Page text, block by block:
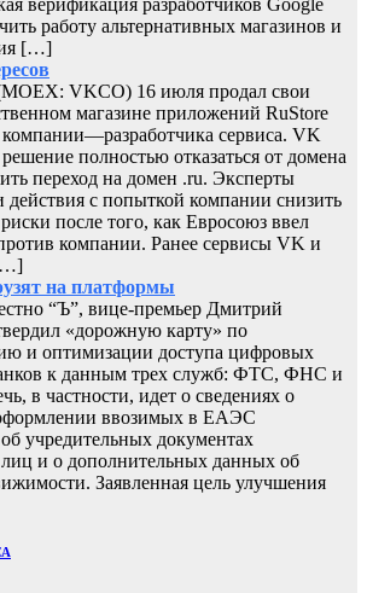
работу альтернативных магазинов и
[…]
VKCO) 16 июля продал свои
магазине приложений RuStore
компании—разработчика сервиса. VK
полностью отказаться от домена
переход на домен .ru. Эксперты
действия с попыткой компании снизить
после того, как Евросоюз ввел
компании. Ранее сервисы VK и
на платформы
“Ъ”, вице-премьер Дмитрий
«дорожную карту» по
и оптимизации доступа цифровых
к данным трех служб: ФТС, ФНС и
в частности, идет о сведениях о
ввозимых в ЕАЭС
учредительных документах
и о дополнительных данных об
Заявленная цель улучшения